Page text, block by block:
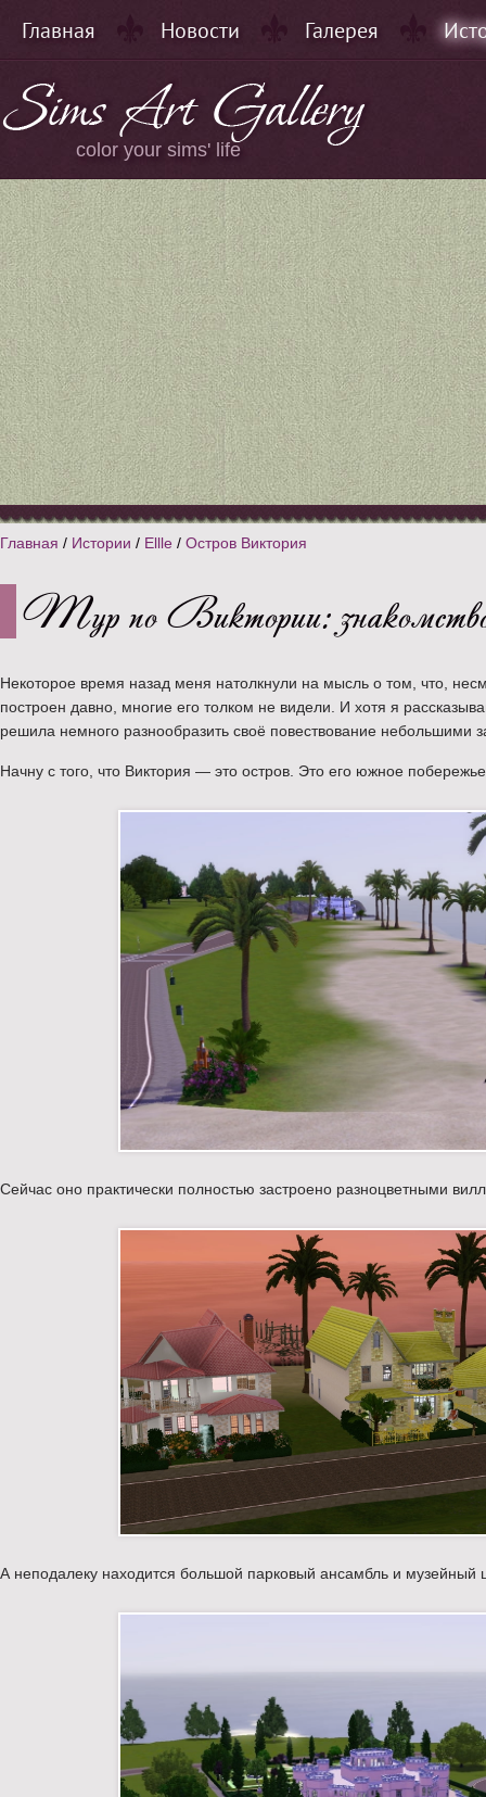
Главная Новости Галерея
color your sims' life
Главная / Истории / Ellle / Остров Виктория
Тур по Виктории: знакомство
Некоторое время назад меня натолкнули на мысль о том, что,
построен давно, многие его толком не видели. И хотя я
решила немного разнообразить своё повествование небольшими
Начну с того, что Виктория — это остров. Это его южное
Сейчас оно практически полностью застроено разноцветными
А неподалеку находится большой парковый ансамбль и музейный